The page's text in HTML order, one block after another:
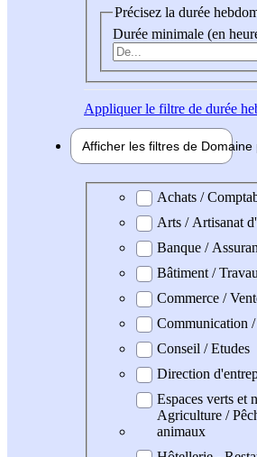
Précisez la durée
Durée minimale (en
Appliquerle filtre de durée
Afficher les filtres de Domaine
Domaine professionel
Achats /
Arts / Artisanat
Banque /
Bâtiment /
Commerce /
Communication
Conseil / Etudes
Direction
Espaces verts et
Agriculture /
animaux